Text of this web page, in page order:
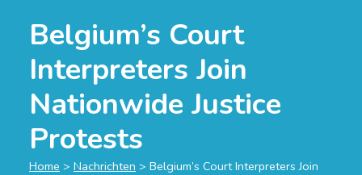
Belgium’s Court
Interpreters Join
Nationwide Justice
Protests
Home > Nachrichten > Belgium’s Court Interpreters Join